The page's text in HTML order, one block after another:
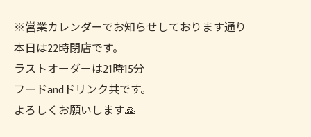
※営業カレンダーでお知らせしております通り
本日は22時閉店です。
ラストオーダーは21時15分
フードandドリンク共です。
よろしくお願いします🙏